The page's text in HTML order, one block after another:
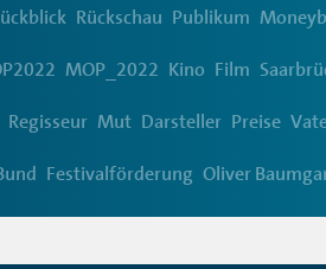
Rückschau Publikum
MOP_2022 Kino Film
Regisseur Mut Darsteller Preise
Festivalförderung Oliver